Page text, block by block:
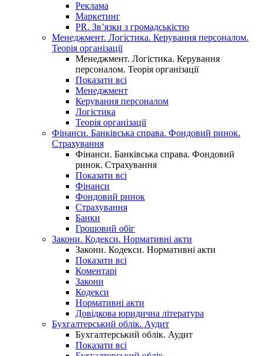
Реклама
Маркетинг
PR. Зв’язки з громадськістю
Менеджмент. Логістика. Керування персоналом.
Теорія організації
Менеджмент. Логістика. Керування
персоналом. Теорія організації
Показати всі
Менеджмент
Керування персоналом
Логістика
Теорія організації
Фінанси. Банківська справа. Фондовий ринок.
Страхування
Фінанси. Банківська справа. Фондовий
ринок. Страхування
Показати всі
Фінанси
Фондовий ринок
Страхування
Банки
Грошовий обіг
Закони. Кодекси. Нормативні акти
Закони. Кодекси. Нормативні акти
Показати всі
Коментарі
Закони
Кодекси
Нормативні акти
Довідкова юридична література
Бухгалтерський облік. Аудит
Бухгалтерський облік. Аудит
Показати всі